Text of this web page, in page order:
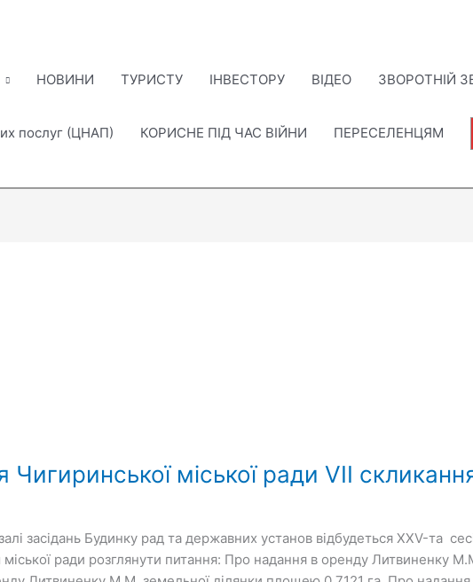
НОВИНИ ТУРИСТУ ІНВЕСТОРУ ВІДЕО ЗВОРОТНІЙ
послуг (ЦНАП) КОРИСНЕ ПІД ЧАС ВІЙНИ ПЕРЕСЕЛЕНЦЯМ
Чигиринської міської ради VII
засідань Будинку рад та державних установ відбудеться ХХV-та
ради розглянути питання: Про надання в оренду Литвиненку